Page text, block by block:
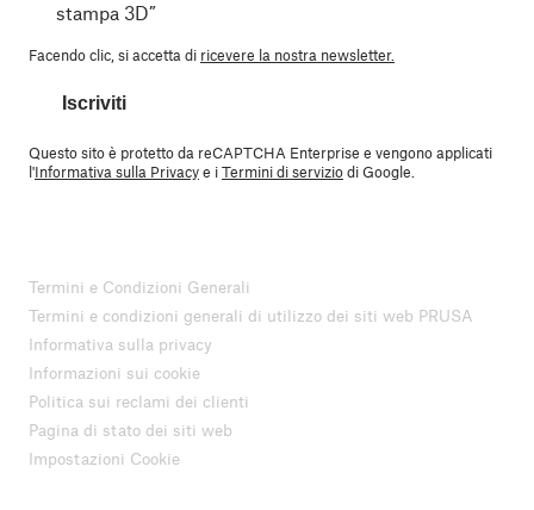
stampa 3D”
Facendo clic, si accetta di ricevere la nostra newsletter.
Iscriviti
Questo sito è protetto da reCAPTCHA Enterprise e vengono applicati
l'Informativa sulla Privacye iTermini di serviziodi Google.
Termini e Condizioni Generali
Termini e condizioni generali di utilizzo dei siti web PRUSA
Informativa sulla privacy
Informazioni sui cookie
Politica sui reclami dei clienti
Pagina di stato dei siti web
Impostazioni Cookie